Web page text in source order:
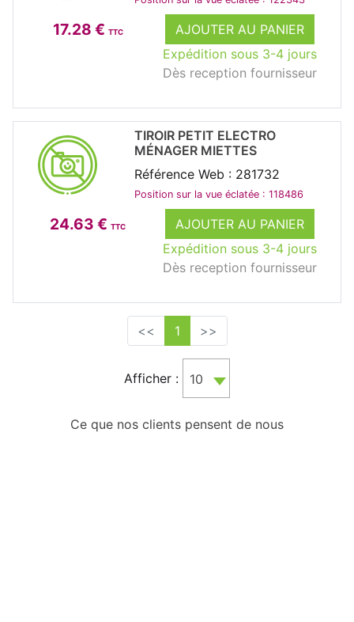
17.28 € TTC
AJOUTER AU PANIER
Expédition sous 3-4 jours
Dès reception fournisseur
24.63 € TTC
AJOUTER AU PANIER
Expédition sous 3-4 jours
Dès reception fournisseur
TIROIR PETIT ELECTRO
MÉNAGER MIETTES
Référence Web : 281732
Position sur la vue éclatée : 118486
<< 1 >>
Afficher : 10
Ce que nos clients pensent de nous